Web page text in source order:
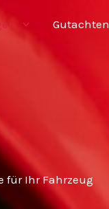
Gutachten
für Ihr Fahrzeug